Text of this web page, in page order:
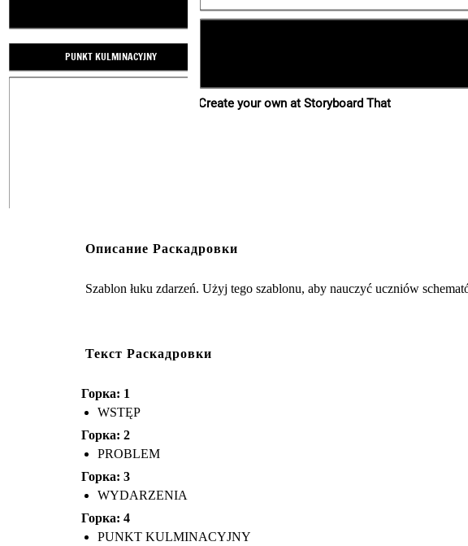
WNIOSEK
PUNKT KULMINACYJNY
PROBLEM
PROBLEM ROZWIĄZANY
Create your own at Storyboard That
Описание Раскадровки
Szablon łuku zdarzeń. Użyj tego szablonu, aby nauczyć uczniów
Текст Раскадровки
Горка: 1
WSTĘP
Горка: 2
PROBLEM
Горка: 3
WYDARZENIA
Горка: 4
PUNKT KULMINACYJNY